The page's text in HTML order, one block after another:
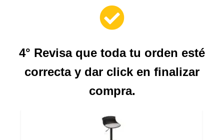
4° Revisa que toda tu orden esté
correcta y dar click en finalizar
compra.